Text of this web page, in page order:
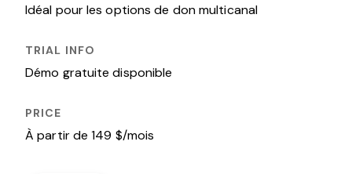
Idéal pour les options de don multicanal
Démo gratuite disponible
À partir de 149 $/mois